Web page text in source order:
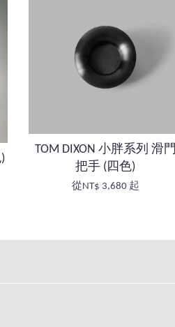
TOM DIXON 小胖系列 滑門
把手 (四色)
從 NT$ 3,680 起